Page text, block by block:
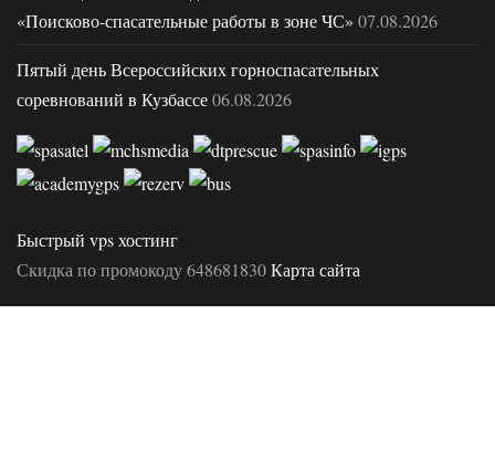
«Поисково-спасательные работы в зоне ЧС» 07.08.2026
Пятый день Всероссийских горноспасательных
соревнований в Кузбассе06.08.2026
Быстрый vps хостинг
Скидка по промокоду 648681830Карта сайта